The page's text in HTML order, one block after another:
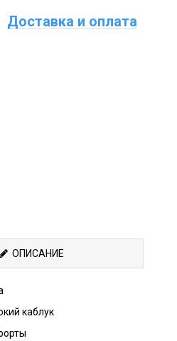
Доставка и оплата
ОПИСАНИЕ
каблук